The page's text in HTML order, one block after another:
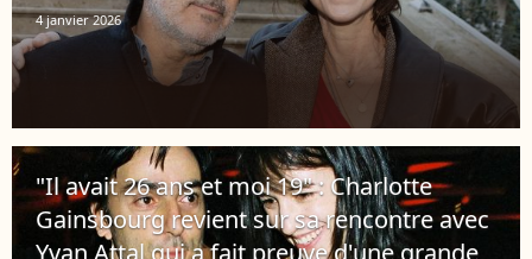
4 janvier 2026
"Il avait 26 ans et moi 19" : Charlotte
Gainsbourg revient sur sa rencontre avec
Yvan Attal qui a fait preuve d'une grande